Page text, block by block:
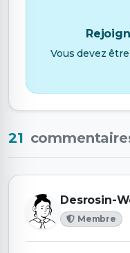
Vous devez être
21
Desrosin-
Membre